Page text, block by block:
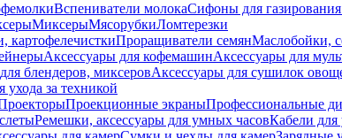
Вспениватели молокаСифоны для
МиксерыМясорубкиЛомтерезки
картофелечисткиПроращиватели семянМаслобойки,
Аксессуары для кофемашинАксессуары для
блендеров, миксеровАксессуары для сушилок
ухода за техникой
Проекционные экраныПрофессиональные
Ремешки, аксессуары для умных часовКабели